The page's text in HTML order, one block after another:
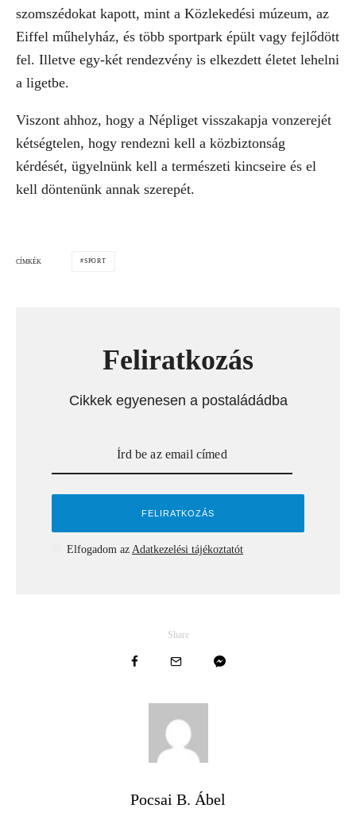
szomszédokat kapott, mint a Közlekedési múzeum, az
Eiffel műhelyház, és több sportpark épült vagy fejlődött
fel. Illetve egy-két rendezvény is elkezdett életet lehelni
a ligetbe.
Viszont ahhoz, hogy a Népliget visszakapja vonzerejét
kétségtelen, hogy rendezni kell a közbiztonság
kérdését, ügyelnünk kell a természeti kincseire és el
kell döntenünk annak szerepét.
CÍMKÉK SPORT
Feliratkozás
Cikkek egyenesen a postaládádba
Elfogadom az Adatkezelési tájékoztatót
Share
Pocsai B. Ábel